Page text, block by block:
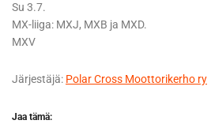
Su 3.7.
MX-liiga: MXJ, MXB ja MXD.
MXV
Järjestäjä: Polar Cross Moottorikerho ry
Jaa tämä: